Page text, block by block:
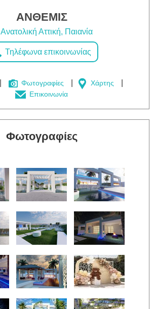
ΑΝΘΕΜΙΣ
Ανατολική Αττική, Παιανία
Τηλέφωνα επικοινωνίας
Φωτογραφίες
Χάρτης
Επικοινωνία
Φωτογραφίες